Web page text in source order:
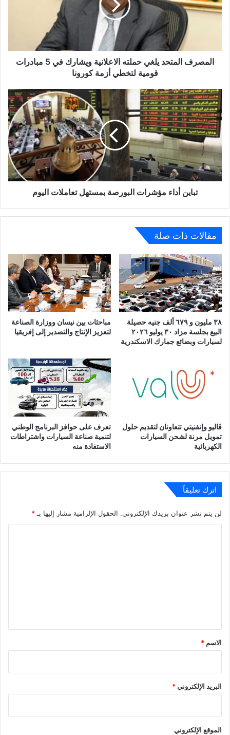
الاعلانية
ويشارك
مبادرات
قومية
كورونا
المصرف المتحد يلغي حملته الاعلانية ويشارك في 5 مبادرات
قومية لتخطي أزمة كورونا
تباين
أداء
مؤشرات
البورصة
بمستهل
تعاملات
اليوم
تباين أداء مؤشرات البورصة بمستهل تعاملات اليوم
مقالات ذات صلة
٣٨ مليون و ٦٧٩ ألف جنيه حصيلة
البيع بجلسة مزاد ٣٠ يوليو ٢٠٢٦
لسيارات وبضائع جمارك الاسكندرية
مباحثات بين نيسان ووزارة الصناعة
لتعزيز الإنتاج والتصدير إلى إفريقيا
ڤاليو وإنفنيتي تتعاونان لتقديم حلول
تمويل مرنة لشحن السيارات
الكهربائية
تعرف على حوافز البرنامج الوطني
لتنمية صناعة السيارات واشتراطات
الاستفادة منه
اترك تعليقاً
لن يتم نشر عنوان بريدك الإلكتروني. الحقول الإلزامية مشار إليها بـ*
*
الاسم *
البريد الإلكتروني*
الموقع الإلكتروني